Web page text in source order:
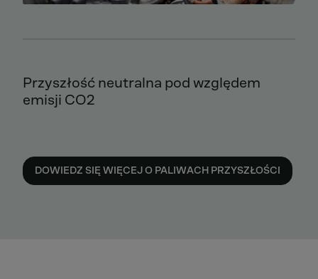
Przyszłość neutralna pod względem
emisji CO2
DOWIEDZ SIĘ WIĘCEJ O PALIWACH PRZYSZŁOŚCI